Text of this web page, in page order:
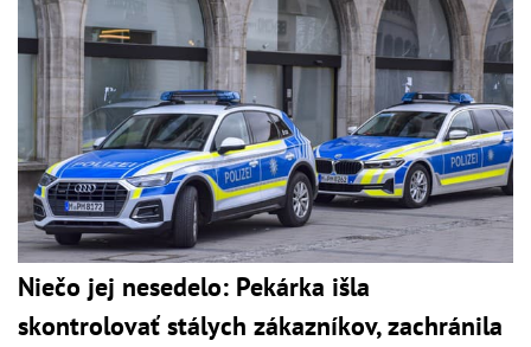
Niečo jej nesedelo: Pekárka išla
skontrolovať stálych zákazníkov, zachránila